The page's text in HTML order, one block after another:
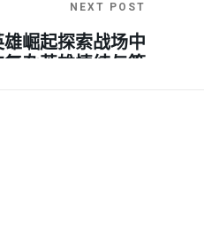
NEXT POST
崛起探索战场中
杂英雄情结与策